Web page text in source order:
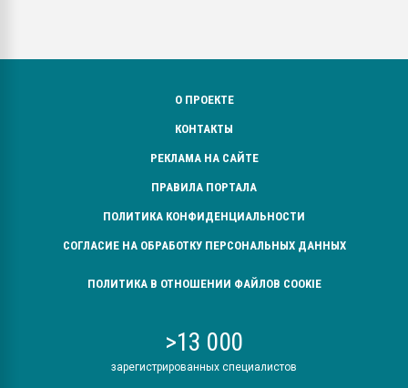
О ПРОЕКТЕ
КОНТАКТЫ
РЕКЛАМА НА САЙТЕ
ПРАВИЛА ПОРТАЛА
ПОЛИТИКА КОНФИДЕНЦИАЛЬНОСТИ
СОГЛАСИЕ НА ОБРАБОТКУ ПЕРСОНАЛЬНЫХ ДАННЫХ
ПОЛИТИКА В ОТНОШЕНИИ ФАЙЛОВ COOKIE
>13 000
зарегистрированных специалистов